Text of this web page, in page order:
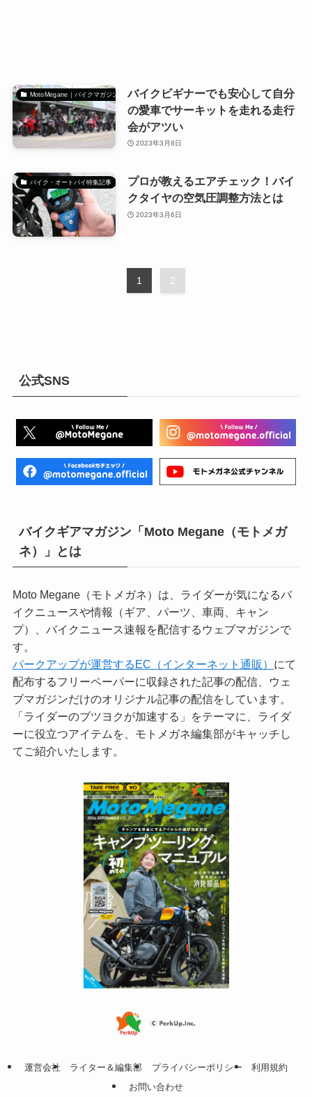
MotoMegane｜バイクマガジン
バイクビギナーでも安心して自分
の愛車でサーキットを走れる走行
会がアツい
2023年3月8日
バイク・オートバイ特集記事
プロが教えるエアチェック！バイ
クタイヤの空気圧調整方法とは
2023年3月6日
1 2
公式SNS
バイクギアマガジン「Moto Megane（モトメガ
ネ）」とは
Moto Megane（モトメガネ）は、ライダーが気になるバ
イクニュースや情報（ギア、パーツ、車両、キャン
プ）、バイクニュース速報を配信するウェブマガジンで
す。
パークアップが運営するEC（インターネット通販） にて
配布するフリーペーパーに収録された記事の配信、ウェ
ブマガジンだけのオリジナル記事の配信をしています。
「ライダーのブツヨクが加速する」をテーマに、ライダ
ーに役立つアイテムを、モトメガネ編集部がキャッチし
てご紹介いたします。
運営会社 ライター＆編集部 プライバシーポリシー
利用規約
お問い合わせ